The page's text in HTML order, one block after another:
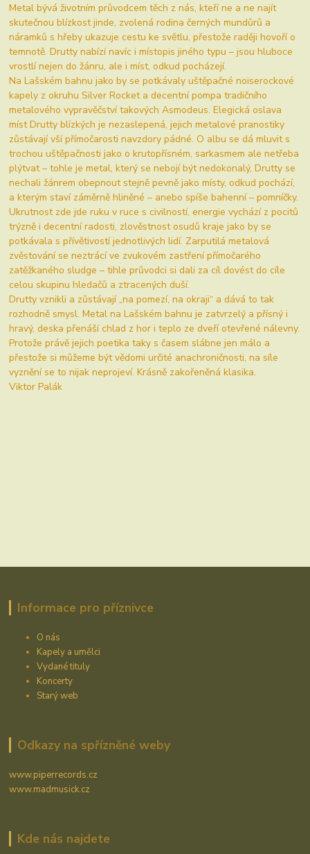
Metal bývá životním průvodcem těch z nás, kteří ne a ne najít
skutečnou blízkost jinde, zvolená rodina černých mundůrů a
náramků s hřeby ukazuje cestu ke světlu, přestože raději hovoří o
temnotě. Drutty nabízí navíc i místopis jiného typu – jsou hluboce
vrostlí nejen do žánru, ale i míst, odkud pocházejí.
Na Lašském bahnu jako by se potkávaly uštěpačné noiserockové
kapely z okruhu Silver Rocket a decentní pompa tradičního
metalového vypravěčství takových Asmodeus. Elegická oslava
míst Drutty blízkých je nezaslepená, jejich metalové pranostiky
zůstávají vší přímočarosti navzdory pádné. O albu se dá mluvit s
trochou uštěpačnosti jako o krutopřísném, sarkasmem ale netřeba
plýtvat – tohle je metal, který se nebojí být nedokonalý, Drutty se
nechali žánrem obepnout stejně pevně jako místy, odkud pochází,
a kterým staví záměrně hliněné – anebo spíše bahenní – pomníčky.
Ukrutnost zde jde ruku v ruce s civilností, energie vychází z pocitů
trýzně i decentní radosti, zlověstnost osudů kraje jako by se
potkávala s přívětivostí jednotlivých lidí. Zarputilá metalová
zvěstování se neztrácí ve zvukovém zastření přímočarého
zatěžkaného sludge – tihle průvodci si dali za cíl dovést do cíle
celou skupinu hledačů a ztracených duší.
Drutty vznikli a zůstávají „na pomezí, na okraji“ a dává to tak
rozhodně smysl. Metal na Lašském bahnu je zatvrzelý a přísný i
hravý, deska přenáší chlad z hor i teplo ze dveří otevřené nálevny.
Protože právě jejich poetika taky s časem slábne jen málo a
přestože si můžeme být vědomi určité anachroničnosti, na síle
vyznění se to nijak neprojeví. Krásně zakořeněná klasika.
Viktor Palák
Informace pro příznivce
O nás
Kapely a umělci
Vydané tituly
Koncerty
Starý web
Odkazy na spřízněné weby
www.piperrecords.cz
www.madmusick.cz
Kde nás najdete